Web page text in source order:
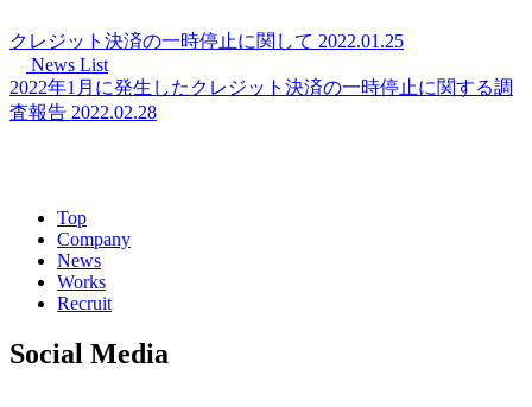
クレジット決済の一時停止に関して 2022.01.25
News List
2022年1月に発生したクレジット決済の一時停止に関する調
査報告 2022.02.28
Top
Company
News
Works
Recruit
Social Media